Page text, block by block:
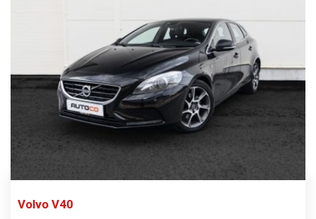
Volvo V40